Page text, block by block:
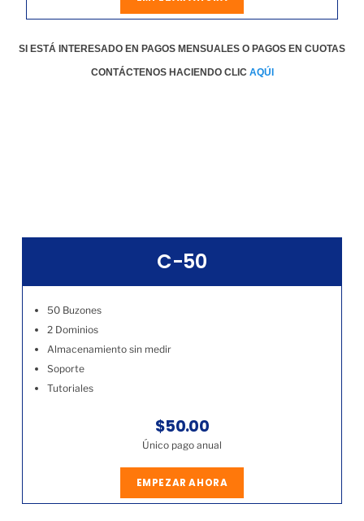
SI ESTÁ INTERESADO EN PAGOS MENSUALES O PAGOS EN CUOTAS
CONTÁCTENOS HACIENDO CLIC AQÚI
C-50
50 Buzones
2 Dominios
Almacenamiento sin medir
Soporte
Tutoriales
$50.00
Único pago anual
EMPEZAR AHORA